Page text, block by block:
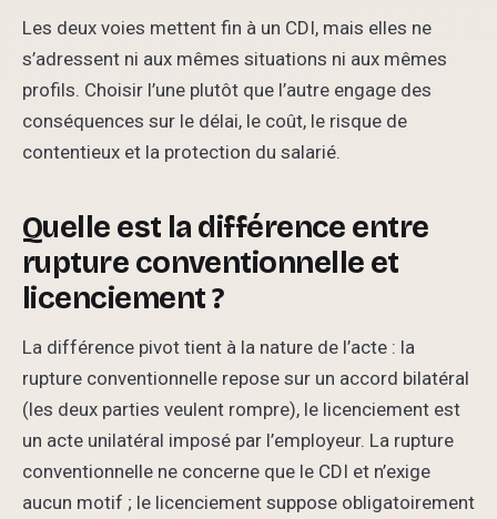
Les deux voies mettent fin à un CDI, mais elles ne
s’adressent ni aux mêmes situations ni aux mêmes
profils. Choisir l’une plutôt que l’autre engage des
conséquences sur le délai, le coût, le risque de
contentieux et la protection du salarié.
Quelle est la différence entre
rupture conventionnelle et
licenciement ?
La différence pivot tient à la nature de l’acte : la
rupture conventionnelle repose sur un accord bilatéral
(les deux parties veulent rompre), le licenciement est
un acte unilatéral imposé par l’employeur. La rupture
conventionnelle ne concerne que le CDI et n’exige
aucun motif ; le licenciement suppose obligatoirement